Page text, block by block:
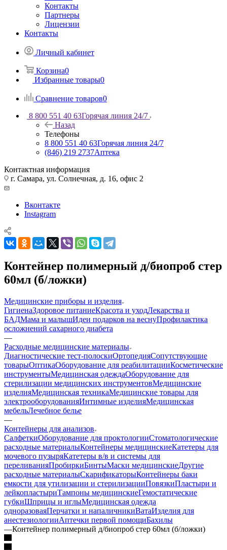
Контакты
Партнеры
Лицензии
Контакты
Личный кабинет
Корзина0
Избранные товары0
Сравнение товаров0
8 800 551 40 63Горячая линия 24/7
Назад
Телефоны
8 800 551 40 63Горячая линия 24/7
(846) 219 2737Аптека
Контактная информация
г. Самара, ул. Солнечная, д. 16, офис 2
Вконтакте
Instagram
Контейнер полимерный д/биопроб стер
60мл (б/ложки)
Медицинские приборы и изделия
ГигиенаЗдоровое питаниеКрасота и уходЛекарства и
БАДМама и малышИдеи подарков на веснуПрофилактика
осложнений сахарного диабета
—
Расходные медицинские материалы
Диагностические тест-полоскиОртопедияСопутствующие
товарыОптикаОборудование для реабилитацииКосметические
инструментыМедицинская одеждаОборудование для
стерилизации медицинских инструментовМедицинские
изделияМедицинская техникаМедицинские товары для
электрооборудованияИнтимные изделияМедицинская
мебельЛечебное белье
—
Контейнеры для анализов
СалфеткиОборудование для проктологииСтоматологические
расходные материалыКонтейнеры медицинскиеКатетеры для
мочевого пузыряКатетеры в/в и системы для
переливанияПробиркиБинтыМаски медицинскиеДругие
расходные материалыСкарификаторыКонтейнеры баки
емкости для утилизации и стерилизацииПовязкиПластыри и
лейкопластыриТампоны медицинскиеГемостатические
губкиШприцы и иглыМедицинская одежда
одноразоваяПерчатки и напаличникиВатаИзделия для
анестезиологииАптечки первой помощиБахилы
—Контейнер полимерный д/биопроб стер 60мл (б/ложки)